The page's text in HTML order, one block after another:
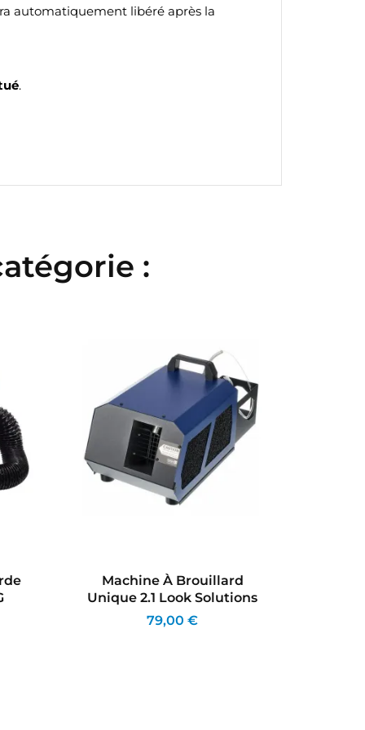
automatiquement libéré après la
.
:
Machine À Brouillard
Unique 2.1 Look Solutions
79,00 €